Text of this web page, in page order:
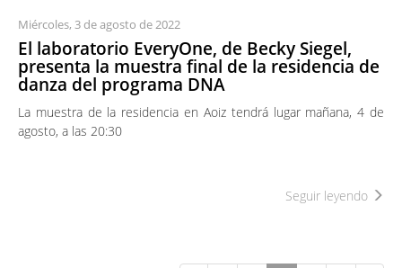
Miércoles, 3 de agosto de 2022
El laboratorio EveryOne, de Becky Siegel,
presenta la muestra final de la residencia de
danza del programa DNA
La muestra de la residencia en Aoiz tendrá lugar mañana, 4 de
agosto, a las 20:30
Seguir leyendo